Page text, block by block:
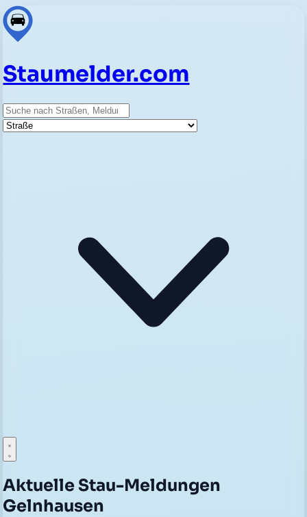
Staumelder.com
Suche
Straße
Aktuelle Stau-Meldungen
Gelnhausen